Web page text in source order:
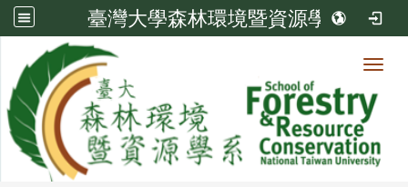
臺灣大學森林環境暨資源學系
系所成員
系所成員